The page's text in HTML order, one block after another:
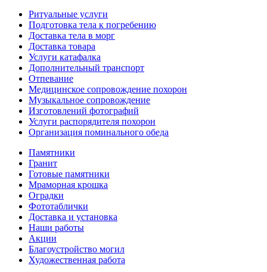
Ритуальные услуги
Подготовка тела к погребению
Доставка тела в морг
Доставка товара
Услуги катафалка
Дополнительный транспорт
Отпевание
Медицинское сопровождение похорон
Музыкальное сопровождение
Изготовлений фотографий
Услуги распорядителя похорон
Организация поминального обеда
Памятники
Гранит
Готовые памятники
Мраморная крошка
Оградки
Фототаблички
Доставка и установка
Наши работы
Акции
Благоустройство могил
Художественная работа